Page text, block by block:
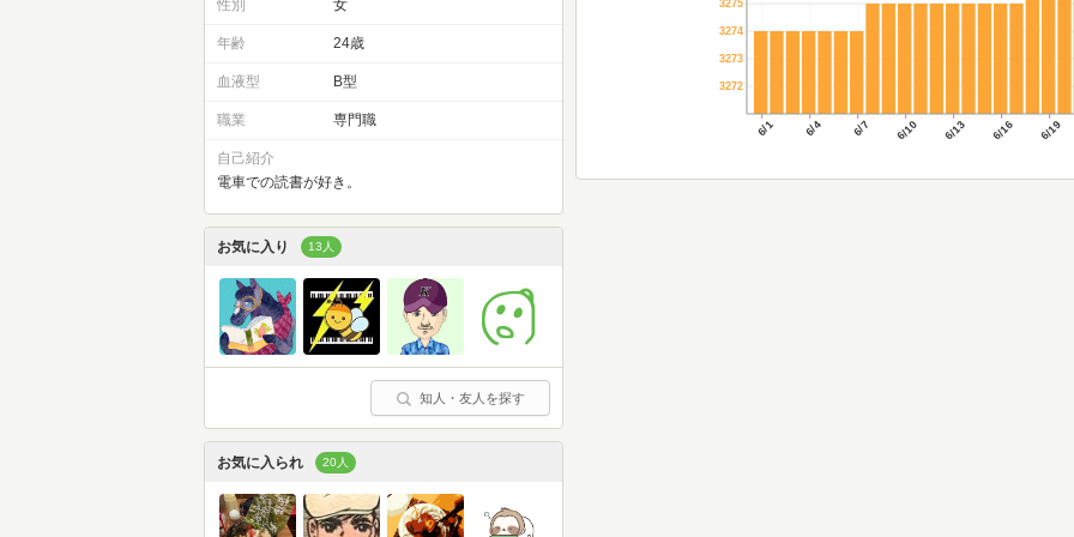
6/1 6/4 6/7 6/10 6/13 6/16 6/19
3272
3273
3274
3275
性別 女
年齢 24歳
血液型 B型
職業 専門職
自己紹介
電車での読書が好き。
お気に入り 13人
知人・友人を探す
お気に入られ 20人